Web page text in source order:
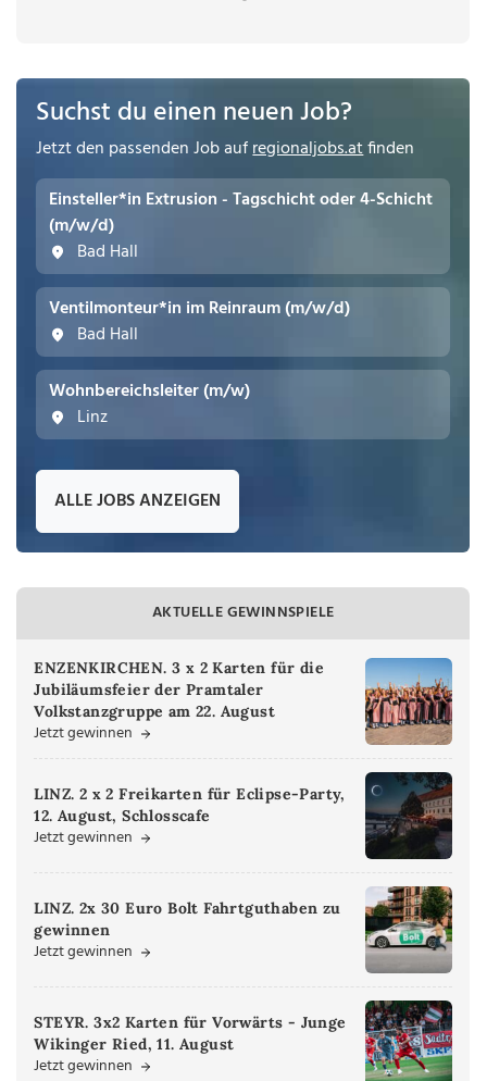
Suchst du einen neuen Job?
Jetzt den passenden Job aufregionaljobs.atfinden
Einsteller*in Extrusion - Tagschicht oder 4-Schicht
(m/w/d)
Bad Hall
Ventilmonteur*in im Reinraum (m/w/d)
Bad Hall
Wohnbereichsleiter (m/w)
Linz
ALLE JOBS ANZEIGEN
AKTUELLE GEWINNSPIELE
ENZENKIRCHEN. 3 x 2 Karten für die
Jubiläumsfeier der Pramtaler
Volkstanzgruppe am 22. August
Jetzt gewinnen
LINZ. 2 x 2 Freikarten für Eclipse-Party,
12. August, Schlosscafe
Jetzt gewinnen
LINZ. 2x 30 Euro Bolt Fahrtguthaben zu
gewinnen
Jetzt gewinnen
STEYR. 3x2 Karten für Vorwärts - Junge
Wikinger Ried, 11. August
Jetzt gewinnen